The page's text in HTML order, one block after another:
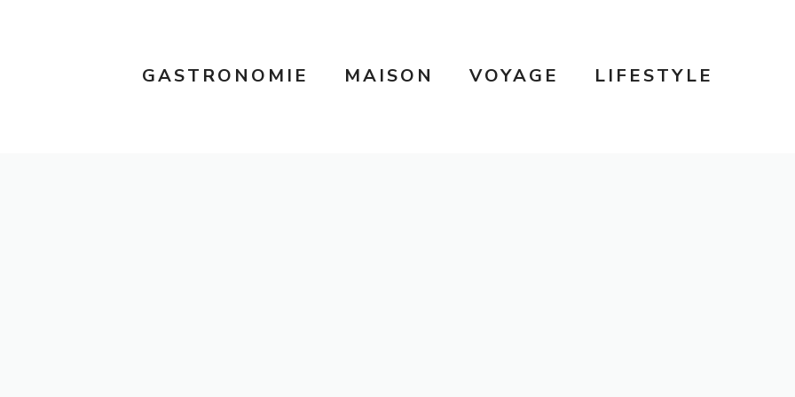
GASTRONOMIE MAISON VOYAGE LIFESTYLE